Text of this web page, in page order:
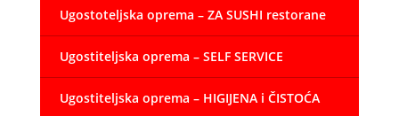
Ugostoteljska oprema – ZA SUSHI restorane
Ugostiteljska oprema – SELF SERVICE
Ugostiteljska oprema – HIGIJENA i ČISTOĆA